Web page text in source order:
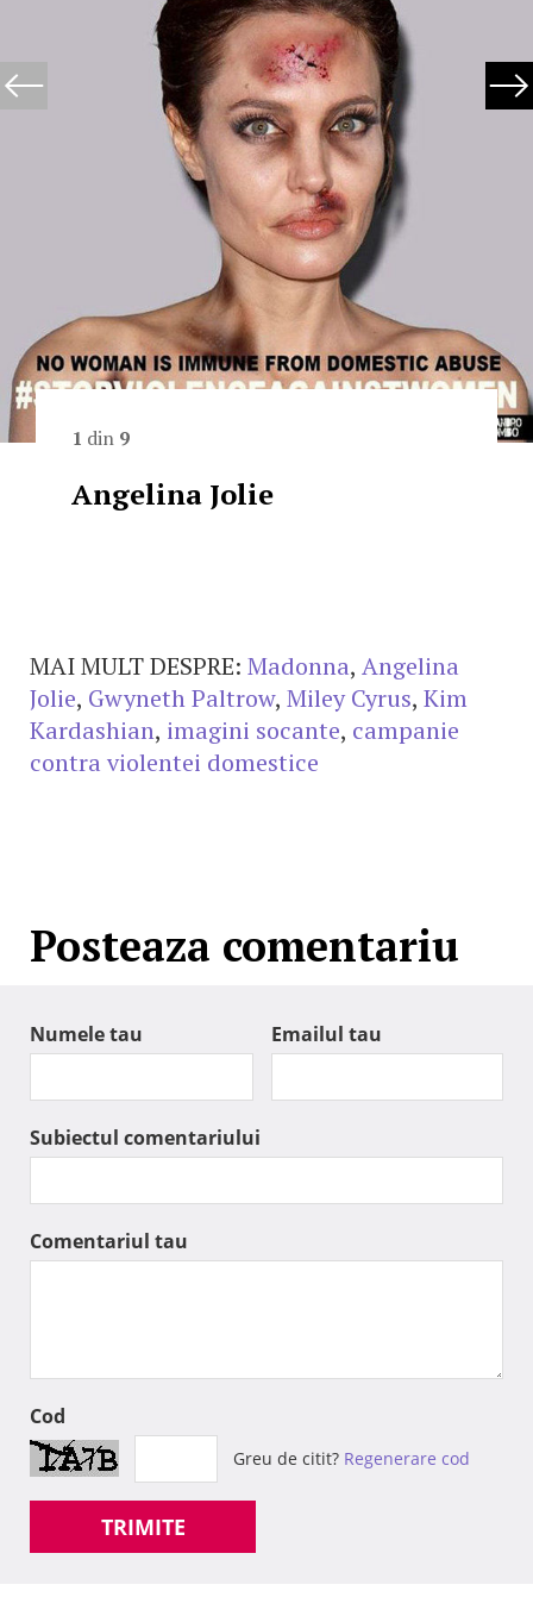
1 din 9
Angelina Jolie
MAI MULT DESPRE: Madonna, Angelina
Jolie, Gwyneth Paltrow, Miley Cyrus, Kim
Kardashian, imagini socante, campanie
contra violentei domestice
Posteaza comentariu
Numele tau Emailul tau
Subiectul comentariului
Comentariul tau
Cod
Greu de citit? Regenerare cod
TRIMITE